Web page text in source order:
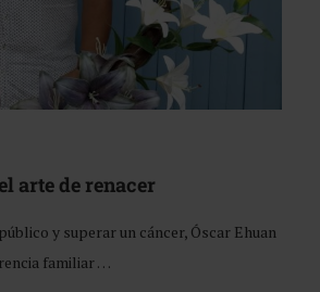
arte de renacer
y superar un cáncer, Óscar Ehuan
familiar …